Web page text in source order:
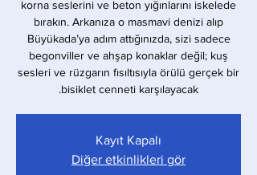
korna seslerini ve beton yığınlarını iskelede
bırakın. Arkanıza o masmavi denizi alıp
Büyükada’ya adım attığınızda, sizi sadece
begonviller ve ahşap konaklar değil; kuş
sesleri ve rüzgarın fısıltısıyla örülü gerçek bir
bisiklet cenneti karşılayacak.
Kayıt Kapalı
Diğer etkinlikleri gör